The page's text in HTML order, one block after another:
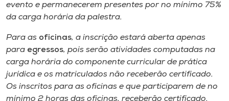
evento e permanecerem presentes por no mínimo 75%
da carga horária da palestra.
Para as oficinas, a inscrição estará aberta apenas
para egressos, pois serão atividades computadas na
carga horária do componente curricular de prática
jurídica e os matriculados não receberão certificado.
Os inscritos para as oficinas e que participarem de no
mínimo 2 horas das oficinas, receberão certificado.